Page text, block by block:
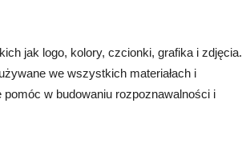
jak logo, kolory, czcionki, grafika i zdjęcia.
we wszystkich materiałach i
w budowaniu rozpoznawalności i